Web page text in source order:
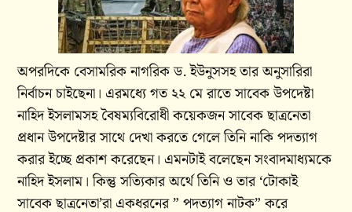
অপরদিকে বেসামরিক নাগরিক ড. ইউনুসসহ তার অনুসারিরা
নির্বাচন চাইছেনা। এরমধ্যে গত ২২ মে রাতে সাবেক উপদেষ্টা
নাহিদ ইসলামসহ বৈষম্যবিরোধী কয়েকজন সাবেক ছাত্রনেতা
প্রধান উপদেষ্টার সাথে দেখা করতে গেলে তিনি নাকি পদত্যাগ
করার ইচ্ছে প্রকাশ করেছেন। এমনটাই বলেছেন সংবাদমাধ্যমকে
নাহিদ ইসলাম। কিন্তু সত্যিকার অর্থে তিনি ও তার ‘টোকাই
সাবেক ছাত্রনেতা’রা একধরনের ” পদত্যাগ নাটক” করে